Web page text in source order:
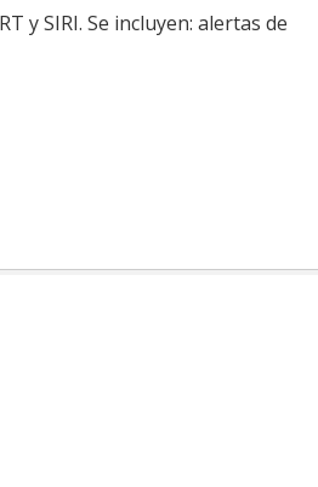
y SIRI. Se incluyen: alertas de